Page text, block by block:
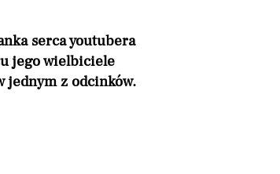
serca youtubera
jego wielbiciele
jednym z odcinków.